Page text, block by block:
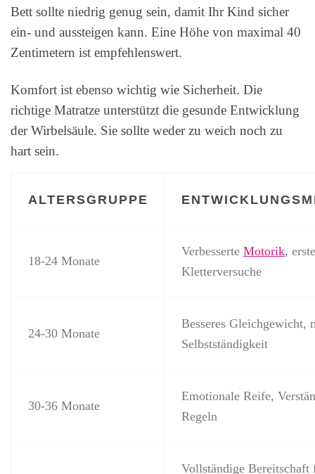
Bett sollte niedrig genug sein, damit Ihr Kind sicher
ein- und aussteigen kann. Eine Höhe von maximal 40
Zentimetern ist empfehlenswert.
Komfort ist ebenso wichtig wie Sicherheit. Die
richtige Matratze unterstützt die gesunde Entwicklung
der Wirbelsäule. Sie sollte weder zu weich noch zu
hart sein.
ALTERSGRUPPE
18-24 Monate
Verbesserte Motorik, erste
Kletterversuche
24-30 Monate
Besseres Gleichgewicht,
Selbstständigkeit
30-36 Monate
Emotionale Reife,
Regeln
Vollständige Bereitschaft